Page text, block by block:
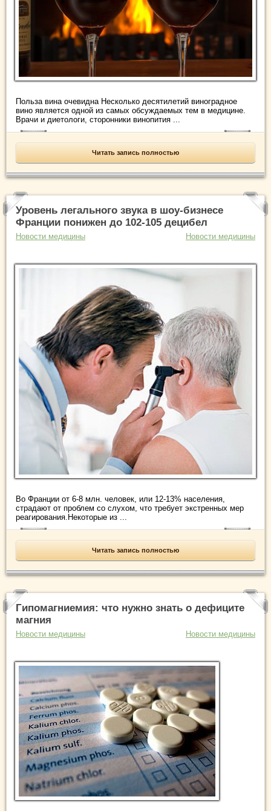
Польза вина очевидна Несколько десятилетий виноградное
вино является одной из самых обсуждаемых тем в медицине.
Врачи и диетологи, сторонники винопития ...
Читать запись полностью
Уровень легального звука в шоу-бизнесе
Франции понижен до 102-105 децибел
Новости медицины Новости медицины
Во Франции от 6-8 млн. человек, или 12-13% населения,
страдают от проблем со слухом, что требует экстренных мер
реагирования.Некоторые из ...
Читать запись полностью
Гипомагниемия: что нужно знать о дефиците
магния
Новости медицины Новости медицины